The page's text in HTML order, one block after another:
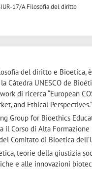
17/A Filosofia del diritto
del diritto e
Cátedra UNESCO de
di ricerca “European
and Ethical Perspectives.”
Group for Bioethics
il Corso di Alta
Comitato di Bioetica
teorie della giustizia
e alle innovazioni